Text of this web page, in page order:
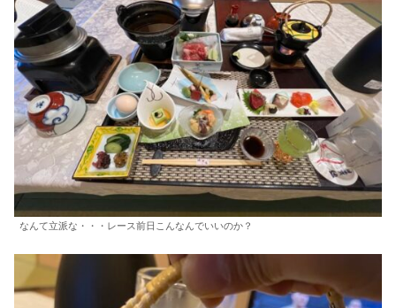
なんて立派な・・・レース前日こんなんでいいのか？